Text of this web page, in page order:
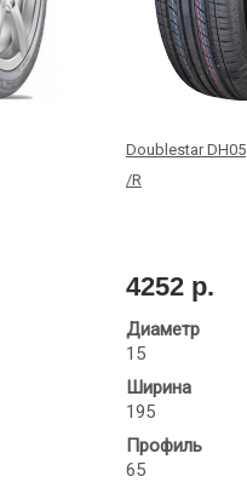
Doublestar DH05
/R
4252 р.
Диаметр
15
Ширина
195
Профиль
65